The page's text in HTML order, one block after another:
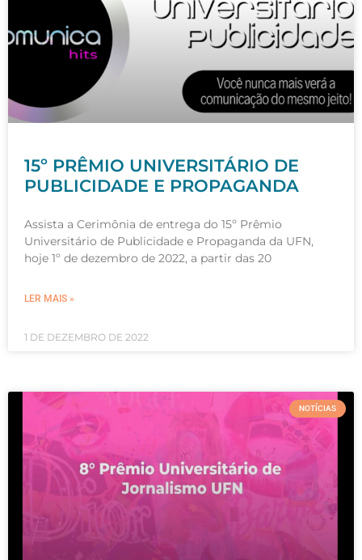
15º PRÊMIO UNIVERSITÁRIO DE
PUBLICIDADE E PROPAGANDA
Assista a Cerimônia de entrega do 15º Prêmio
Universitário de Publicidade e Propaganda da UFN,
hoje 1º de dezembro de 2022, a partir das 20
LER MAIS »
1 DE DEZEMBRO DE 2022
NOTÍCIAS